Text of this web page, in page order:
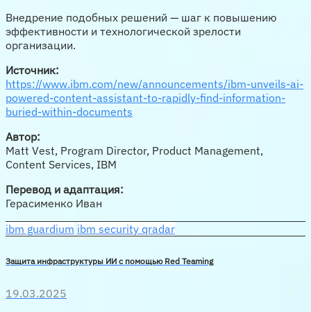
Внедрение подобных решений — шаг к повышению
эффективности и технологической зрелости
организации.
Источник:
https://www.ibm.com/new/announcements/ibm-unveils-ai-
powered-content-assistant-to-rapidly-find-information-
buried-within-documents
Автор:
Matt Vest, Program Director, Product Management,
Content Services, IBM
Перевод и адаптация:
Герасименко Иван
ibm guardium ibm security qradar
Защита инфраструктуры ИИ с помощью Red Teaming
19.03.2025